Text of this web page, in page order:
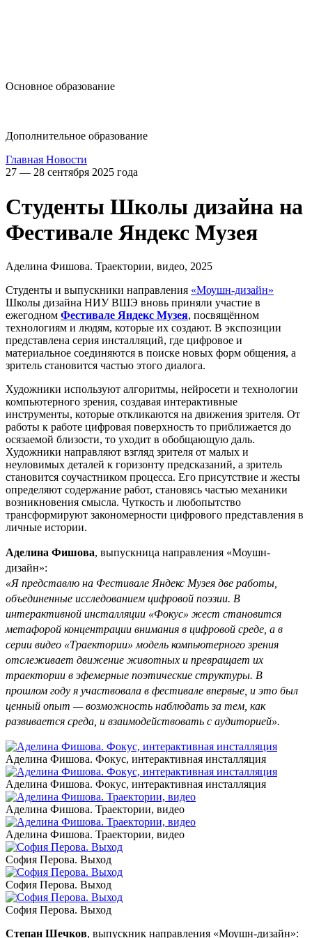
Основное образование
Дополнительное образование
Главная Новости
27 — 28 сентября 2025 года
Студенты Школы дизайна на
Фестивале Яндекс Музея
Аделина Фишова. Траектории, видео, 2025
Студенты и выпускники направления «Моушн-дизайн»
Школы дизайна НИУ ВШЭ вновь приняли участие в
ежегодном Фестивале Яндекс Музея, посвящённом
технологиям и людям, которые их создают. В экспозиции
представлена серия инсталляций, где цифровое и
материальное соединяются в поиске новых форм общения, а
зритель становится частью этого диалога.
Художники используют алгоритмы, нейросети и технологии
компьютерного зрения, создавая интерактивные
инструменты, которые откликаются на движения зрителя. От
работы к работе цифровая поверхность то приближается до
осязаемой близости, то уходит в обобщающую даль.
Художники направляют взгляд зрителя от малых и
неуловимых деталей к горизонту предсказаний, а зритель
становится соучастником процесса. Его присутствие и жесты
определяют содержание работ, становясь частью механики
возникновения смысла. Чуткость и любопытство
трансформируют закономерности цифрового представления в
личные истории.
Аделина Фишова, выпускница направления «Моушн-
дизайн»:
«Я представлю на Фестивале Яндекс Музея две работы,
объединенные исследованием цифровой поэзии. В
интерактивной инсталляции «Фокус» жест становится
метафорой концентрации внимания в цифровой среде, а в
серии видео «Траектории» модель компьютерного зрения
отслеживает движение животных и превращает их
траектории в эфемерные поэтические структуры. В
прошлом году я участвовала в фестивале впервые, и это был
ценный опыт — возможность наблюдать за тем, как
развивается среда, и взаимодействовать с аудиторией».
Аделина Фишова. Фокус, интерактивная инсталляция
Аделина Фишова. Фокус, интерактивная инсталляция
Аделина Фишова. Траектории, видео
Аделина Фишова. Траектории, видео
София Перова. Выход
София Перова. Выход
София Перова. Выход
Степан Шечков, выпускник направления «Моушн-дизайн»: